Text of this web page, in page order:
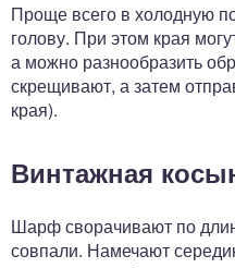
Проще всего в холодную
голову. При этом края
а можно разнообразить
скрещивают, а затем
края).
Винтажная
Шарф сворачивают по
совпали. Намечают